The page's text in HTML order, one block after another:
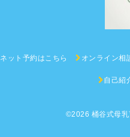
ネット予約はこちら オンライン相
自己紹
©2026 桶谷式母